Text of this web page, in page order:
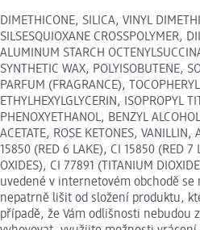
DIMETHICONE, SILICA, VINYL
SILSESQUIOXANE CROSSPOLYMER,
ALUMINUM STARCH
SYNTHETIC WAX, POLYISOBUTENE,
PARFUM (FRAGRANCE),
ETHYLHEXYLGLYCERIN, ISOPROPYL
PHENOXYETHANOL, BENZYL
ACETATE, ROSE KETONES, VANILLIN,
15850 (RED 6 LAKE), CI 15850 (RED 7
OXIDES), CI 77891 (TITANIUM
uvedené v internetovém obchodě
nepatrně lišit od složení produktu,
případě, že Vám odlišnosti nebudou